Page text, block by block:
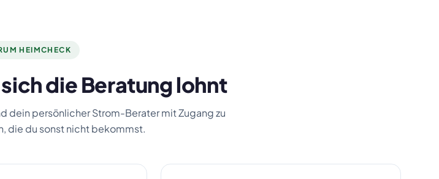
HEIMCHECK
die Beratung lohnt
dein persönlicher Strom-Berater mit Zugang zu
die du sonst nicht bekommst.